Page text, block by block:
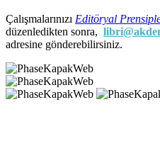
Çalışmalarınızı Editöryal
düzenledikten sonra,
adresine gönderebilirsiniz.